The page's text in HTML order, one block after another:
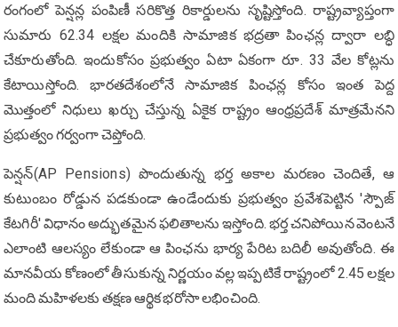
రంగంలో పెన్షన్ల పంపిణీ సరికొత్త రికార్డులను సృష్టిస్తోంది. రాష్ట్రవ్యాప్తంగా
సుమారు 62.34 లక్షల మందికి సామాజిక భద్రతా పింఛన్ల ద్వారా లబ్ధి
చేకూరుతోంది. ఇందుకోసం ప్రభుత్వం ఏటా ఏకంగా రూ. 33 వేల కోట్లను
కేటాయిస్తోంది. భారతదేశంలోనే సామాజిక పింఛన్ల కోసం ఇంత పెద్ద
మొత్తంలో నిధులు ఖర్చు చేస్తున్న ఏకైక రాష్ట్రం ఆంధ్రప్రదేశ్‌ మాత్రమేనని
ప్రభుత్వం గర్వంగా చెప్తోంది.
పెన్షన్(AP Pensions) పొందుతున్న భర్త అకాల మరణం చెందితే, ఆ
కుటుంబం రోడ్డున పడకుండా ఉండేందుకు ప్రభుత్వం ప్రవేశపెట్టిన 'స్పౌజ్
కేటగిరీ' విధానం అద్భుతమైన ఫలితాలను ఇస్తోంది. భర్త చనిపోయిన వెంటనే
ఎలాంటి ఆలస్యం లేకుండా ఆ పింఛను భార్య పేరిట బదిలీ అవుతోంది. ఈ
మానవీయ కోణంలో తీసుకున్న నిర్ణయం వల్ల ఇప్పటికే రాష్ట్రంలో 2.45 లక్షల
మంది మహిళలకు తక్షణ ఆర్థిక భరోసా లభించింది.